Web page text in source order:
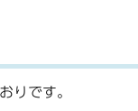
りです。